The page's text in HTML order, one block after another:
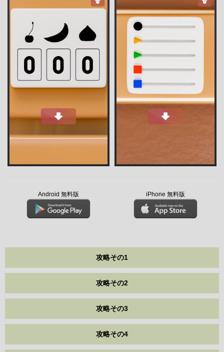
Android 無料版 iPhone 無料版
攻略その1
攻略その2
攻略その3
攻略その4